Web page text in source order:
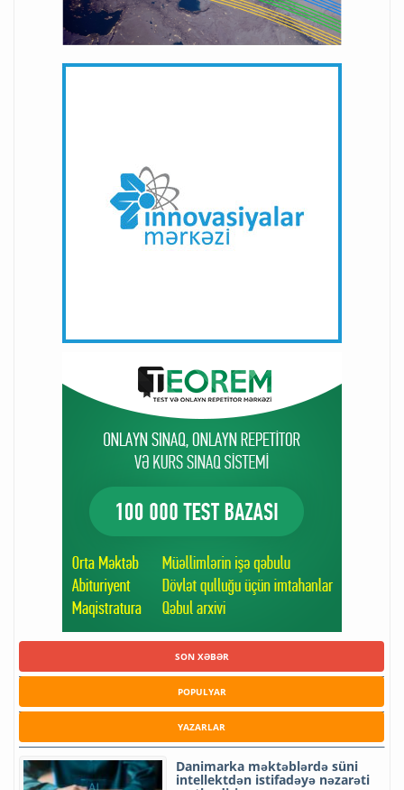
SON XƏBƏR
POPULYAR
YAZARLAR
Danimarka məktəblərdə süni
intellektdən istifadəyə nəzarəti